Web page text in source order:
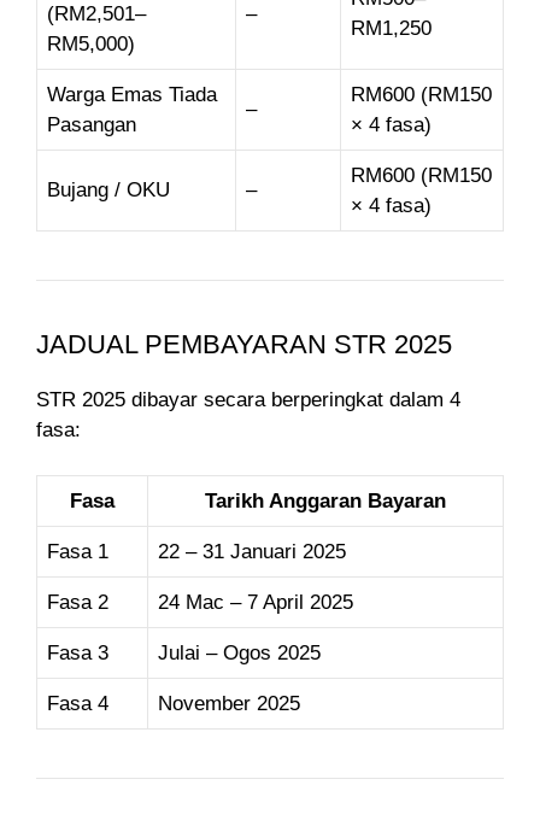
(RM2,501–
RM5,000)
–
RM1,250
Warga Emas Tiada
Pasangan
–
RM600 (RM150
× 4 fasa)
Bujang / OKU –
RM600 (RM150
× 4 fasa)
JADUAL PEMBAYARAN STR 2025
STR 2025 dibayar secara berperingkat dalam 4
fasa:
Fasa Tarikh Anggaran Bayaran
Fasa 1 22 – 31 Januari 2025
Fasa 2 24 Mac – 7 April 2025
Fasa 3 Julai – Ogos 2025
Fasa 4 November 2025